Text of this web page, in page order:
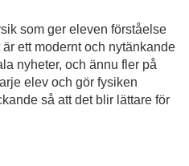
som ger eleven förståelse
ett modernt och nytänkande
nyheter, och ännu fler på
elev och gör fysiken
så att det blir lättare för